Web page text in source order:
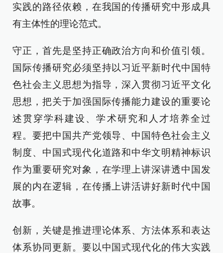
实践的路径依赖，在我国的传播研究中形成具
有主体性的理论范式。
守正，首先是坚持正确政治方向和价值引领。
国际传播研究必须坚持以习近平新时代中国特
色社会主义思想为指导，深入贯彻习近平文化
思想，把关于加强国际传播能力建设的重要论
述贯穿学科建设、学术研究和人才培养全过
程。要把中国共产党领导、中国特色社会主义
制度、中国式现代化道路和中华文明精神标识
作为重要研究对象，在学理上讲深讲透中国发
展的内在逻辑，在传播上讲活讲好新时代中国
故事。
创新，关键是推进理论体系、方法体系和表达
体系协同更新。要以中国式现代化的伟大实践